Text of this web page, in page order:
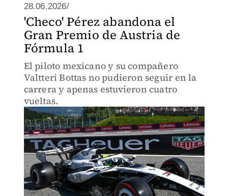
28.06.2026/
'Checo' Pérez abandona el
Gran Premio de Austria de
Fórmula 1
El piloto mexicano y su compañero
Valtteri Bottas no pudieron seguir en la
carrera y apenas estuvieron cuatro
vueltas.